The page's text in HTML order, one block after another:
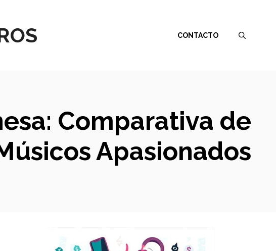
CONTACTO
Comparativa de
Apasionados